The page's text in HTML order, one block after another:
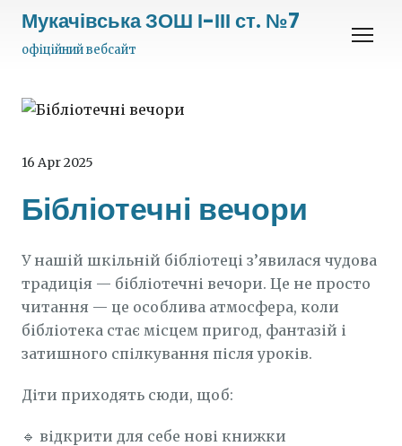
Мукачівська ЗОШ І-ІІІ ст. №7
офіційний вебсайт
16 Apr 2025
Бібліотечні вечори
У нашій шкільній бібліотеці з’явилася чудова
традиція — бібліотечні вечори. Це не просто
читання — це особлива атмосфера, коли
бібліотека стає місцем пригод, фантазій і
затишного спілкування після уроків.
Діти приходять сюди, щоб:
🔹 відкрити для себе нові книжки